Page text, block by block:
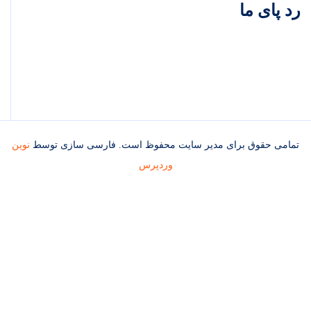
رد پای ما
تمامی حقوق برای مدیر سایت محفوظ است. فارسی سازی توسطنوین
وردپرس